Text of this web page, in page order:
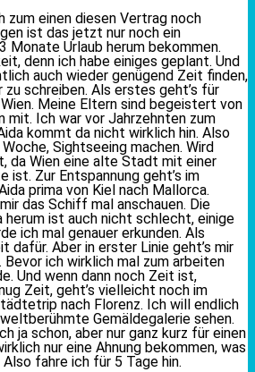
zum einen diesen Vertrag noch
ist das jetzt nur noch ein
Monate Urlaub herum bekommen.
denn ich habe einiges geplant. Und
auch wieder genügend Zeit finden,
schreiben. Als erstes geht’s für
Meine Eltern sind begeistert von
mit. Ich war vor Jahrzehnten zum
kommt da nicht wirklich hin. Also
Sightseeing machen. Wird
da Wien eine alte Stadt mit einer
ist. Zur Entspannung geht’s im
prima von Kiel nach Mallorca.
das Schiff mal anschauen. Die
herum ist auch nicht schlecht, einige
ich mal genauer erkunden. Als
dafür. Aber in erster Linie geht’s mir
ich wirklich mal zum arbeiten
Und wenn dann noch Zeit ist,
Zeit, geht’s vielleicht noch im
nach Florenz. Ich will endlich
Gemäldegalerie sehen.
ja schon, aber nur ganz kurz für einen
nur eine Ahnung bekommen, was
fahre ich für 5 Tage hin.